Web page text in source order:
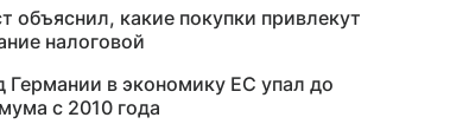
объяснил, какие покупки привлекут
налоговой
Германии в экономику ЕС упал до
с 2010 года